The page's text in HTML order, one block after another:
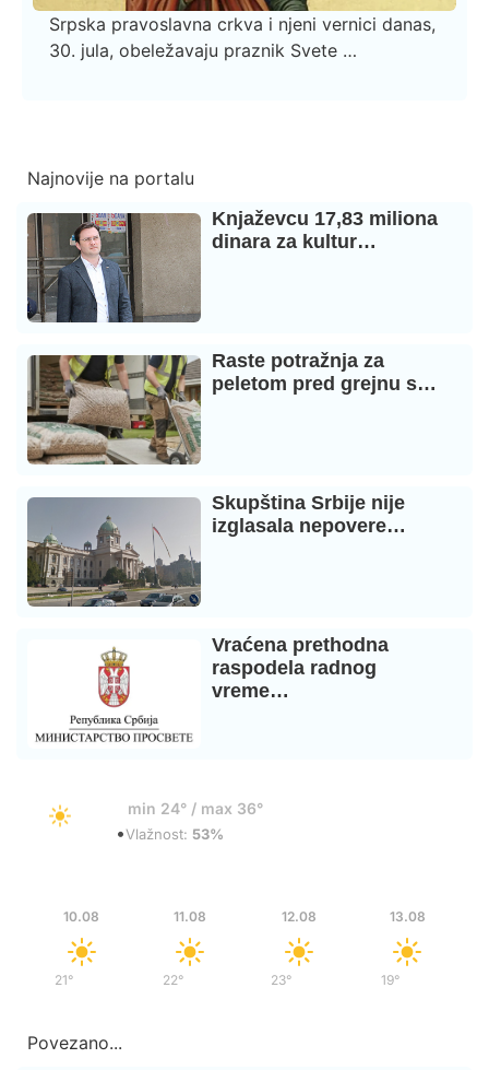
Srpska pravoslavna crkva i njeni vernici danas,
30. jula, obeležavaju praznik Svete …
Najnovije na portalu
Knjaževcu 17,83 miliona
dinara za kultur…
Raste potražnja za
peletom pred grejnu s…
Skupština Srbije nije
izglasala nepovere…
Vraćena prethodna
raspodela radnog
vreme…
min 24° / max 36°
•Vlažnost: 53%
10.08
21°
11.08
22°/
12.08
23°
13.08
19°
Povezano...